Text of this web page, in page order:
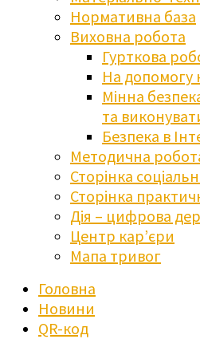
Нормативна база
Виховна робота
Гурткова
На допомогу
Мінна
та
Безпека в
Методична
Сторінка
Сторінка
Дія – цифрова
Центр кар’єри
Мапа тривог
Головна
Новини
QR-код